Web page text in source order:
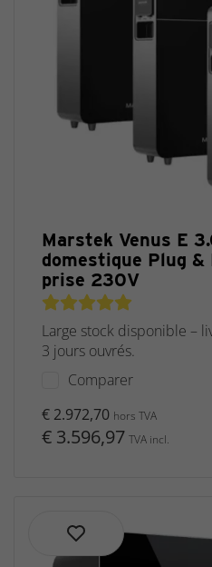
Marstek Venus E
domestique Plug &
prise 230V
Large stock disponible –
3 jours ouvrés.
Comparer
€ 2.972,70 hors TVA
€ 3.596,97 TVA incl.